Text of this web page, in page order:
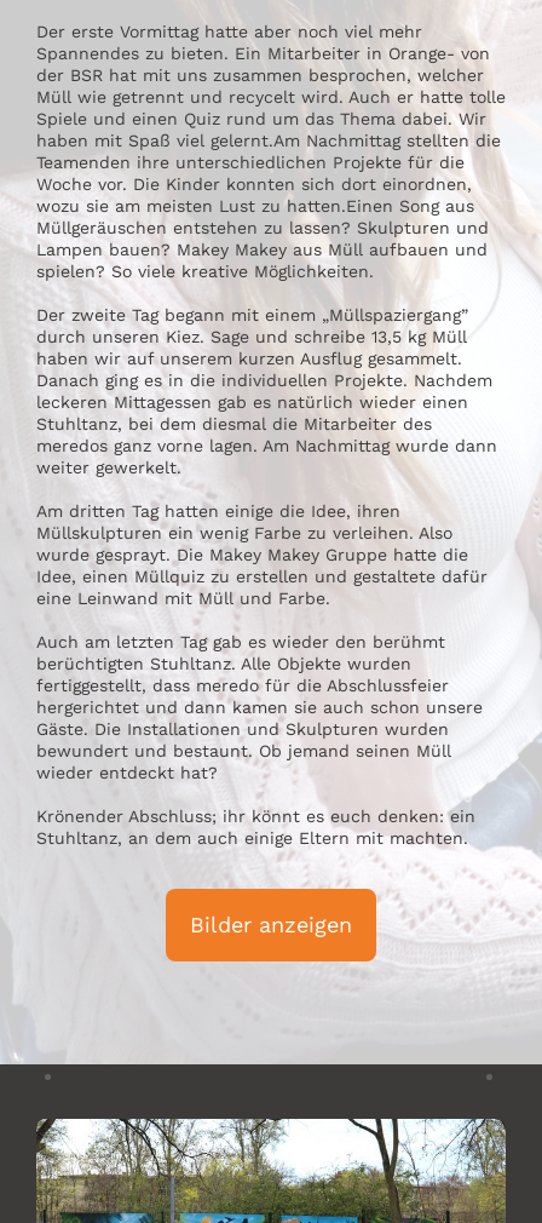
Der erste Vormittag hatte aber noch viel mehr
Spannendes zu bieten. Ein Mitarbeiter in Orange- von
der BSR hat mit uns zusammen besprochen, welcher
Müll wie getrennt und recycelt wird. Auch er hatte tolle
Spiele und einen Quiz rund um das Thema dabei. Wir
haben mit Spaß viel gelernt.Am Nachmittag stellten die
Teamenden ihre unterschiedlichen Projekte für die
Woche vor. Die Kinder konnten sich dort einordnen,
wozu sie am meisten Lust zu hatten.Einen Song aus
Müllgeräuschen entstehen zu lassen? Skulpturen und
Lampen bauen? Makey Makey aus Müll aufbauen und
spielen? So viele kreative Möglichkeiten.
Der zweite Tag begann mit einem „Müllspaziergang”
durch unseren Kiez. Sage und schreibe 13,5 kg Müll
haben wir auf unserem kurzen Ausflug gesammelt.
Danach ging es in die individuellen Projekte. Nachdem
leckeren Mittagessen gab es natürlich wieder einen
Stuhltanz, bei dem diesmal die Mitarbeiter des
meredos ganz vorne lagen. Am Nachmittag wurde dann
weiter gewerkelt.
Am dritten Tag hatten einige die Idee, ihren
Müllskulpturen ein wenig Farbe zu verleihen. Also
wurde gesprayt. Die Makey Makey Gruppe hatte die
Idee, einen Müllquiz zu erstellen und gestaltete dafür
eine Leinwand mit Müll und Farbe.
Auch am letzten Tag gab es wieder den berühmt
berüchtigten Stuhltanz. Alle Objekte wurden
fertiggestellt, dass meredo für die Abschlussfeier
hergerichtet und dann kamen sie auch schon unsere
Gäste. Die Installationen und Skulpturen wurden
bewundert und bestaunt. Ob jemand seinen Müll
wieder entdeckt hat?
Krönender Abschluss; ihr könnt es euch denken: ein
Stuhltanz, an dem auch einige Eltern mit machten.
Bilder anzeigen